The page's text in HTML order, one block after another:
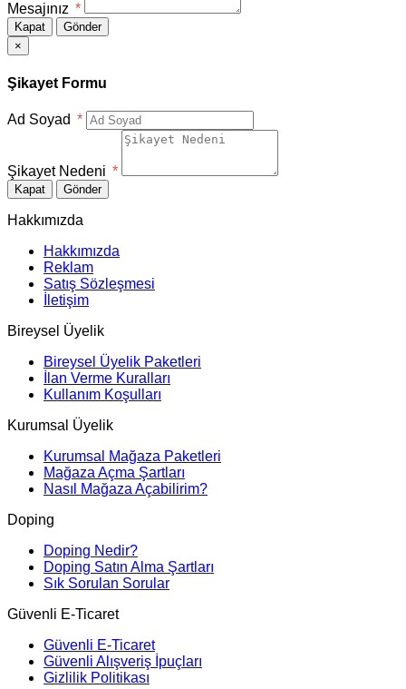
Mesajınız *
Kapat
Gönder
×
Şikayet Formu
Ad Soyad *
Şikayet Nedeni *
Kapat Gönder
Hakkımızda
Hakkımızda
Reklam
Satış Sözleşmesi
İletişim
Bireysel Üyelik
Bireysel Üyelik Paketleri
İlan Verme Kuralları
Kullanım Koşulları
Kurumsal Üyelik
Kurumsal Mağaza Paketleri
Mağaza Açma Şartları
Nasıl Mağaza Açabilirim?
Doping
Doping Nedir?
Doping Satın Alma Şartları
Sık Sorulan Sorular
Güvenli E-Ticaret
Güvenli E-Ticaret
Güvenli Alışveriş İpuçları
Gizlilik Politikası